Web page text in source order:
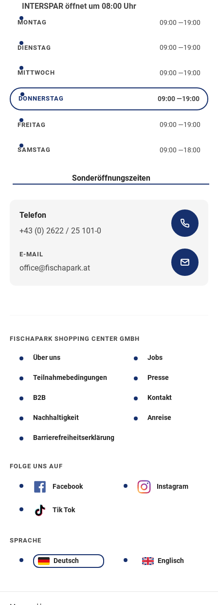
INTERSPAR öffnet um 08:00 Uhr
Montag
MONTAG 09:00 —19:00
Dienstag
DIENSTAG 09:00 —19:00
Mittwoch
MITTWOCH 09:00 —19:00
Donnerstag
DONNERSTAG 09:00—19:00
Freitag
FREITAG 09:00 —19:00
Samstag
SAMSTAG 09:00 —18:00
Sonderöffnungszeiten
Telefon
+43 (0) 2622 / 25 101-0
E-MAIL
office@fischapark.atWegbeschreibung
FISCHAPARK SHOPPING CENTER GMBH
Über uns Jobs
Teilnahmebedingungen Presse
B2B Kontakt
Nachhaltigkeit Anreise
Barrierefreiheitserklärung
FOLGE UNS AUF
Facebook Instagram
Tik Tok
SPRACHE
Deutsch Englisch